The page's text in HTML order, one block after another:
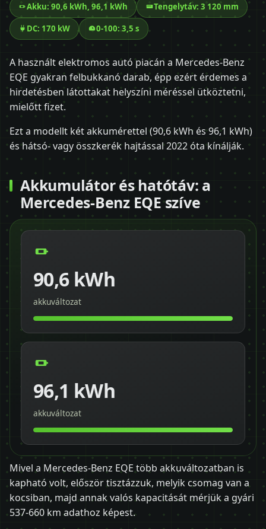
Akku: 90,6 kWh, 96,1 kWh Tengelytáv: 3 120 mm
DC: 170 kW 0-100: 3,5 s
A használt elektromos autó piacán a Mercedes-Benz
EQE gyakran felbukkanó darab, épp ezért érdemes a
hirdetésben látottakat helyszíni méréssel ütköztetni,
mielőtt fizet.
Ezt a modellt két akkumérettel (90,6 kWh és 96,1 kWh)
és hátsó- vagy összkerék hajtással 2022 óta kínálják.
Akkumulátor és hatótáv: a
Mercedes-Benz EQE szíve
90,6 kWh
akkuváltozat
96,1 kWh
akkuváltozat
Mivel a Mercedes-Benz EQE több akkuváltozatban is
kapható volt, először tisztázzuk, melyik csomag van a
kocsiban, majd annak valós kapacitását mérjük a gyári
537-660 km adathoz képest.